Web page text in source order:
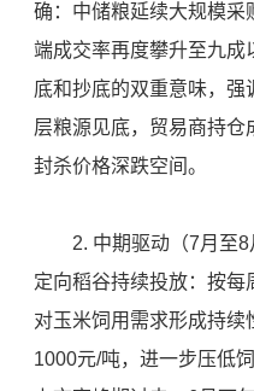
确：中储粮延续大规模采
端成交率再度攀升至九成
底和抄底的双重意味，
层粮源见底，贸易商持仓
封杀价格深跌空间。
2. 中期驱动（7月至8
定向稻谷持续投放：按
对玉米饲用需求形成持续
1000元/吨，进一步压低